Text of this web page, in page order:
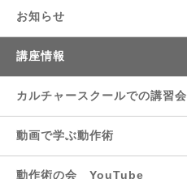
お知らせ
講座情報
カルチャースクールでの講習会
動画で学ぶ動作術
動作術の会 YouTube